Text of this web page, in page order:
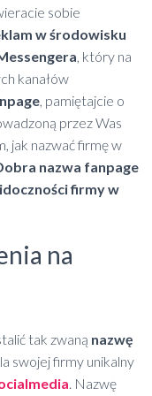
sobie
w środowisku
, który na
kanałów
, pamiętajcie o
przez Was
jak nazwać firmę w
nazwa fanpage
firmy w
na
tak zwaną nazwę
swojej firmy unikalny
. Nazwę